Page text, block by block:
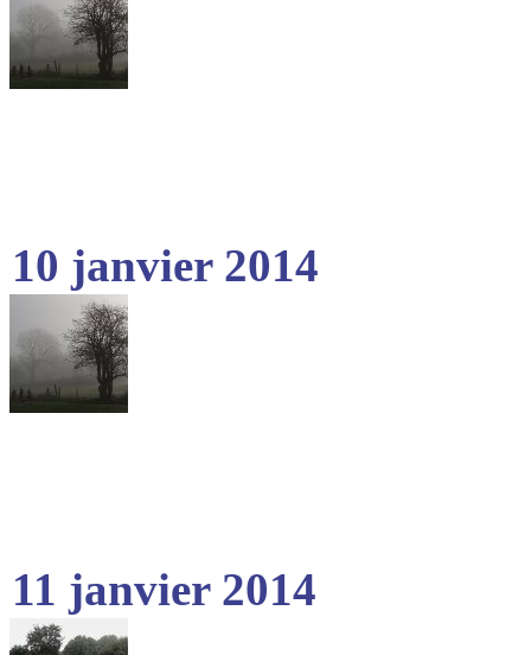
10 janvier 2014
11 janvier 2014